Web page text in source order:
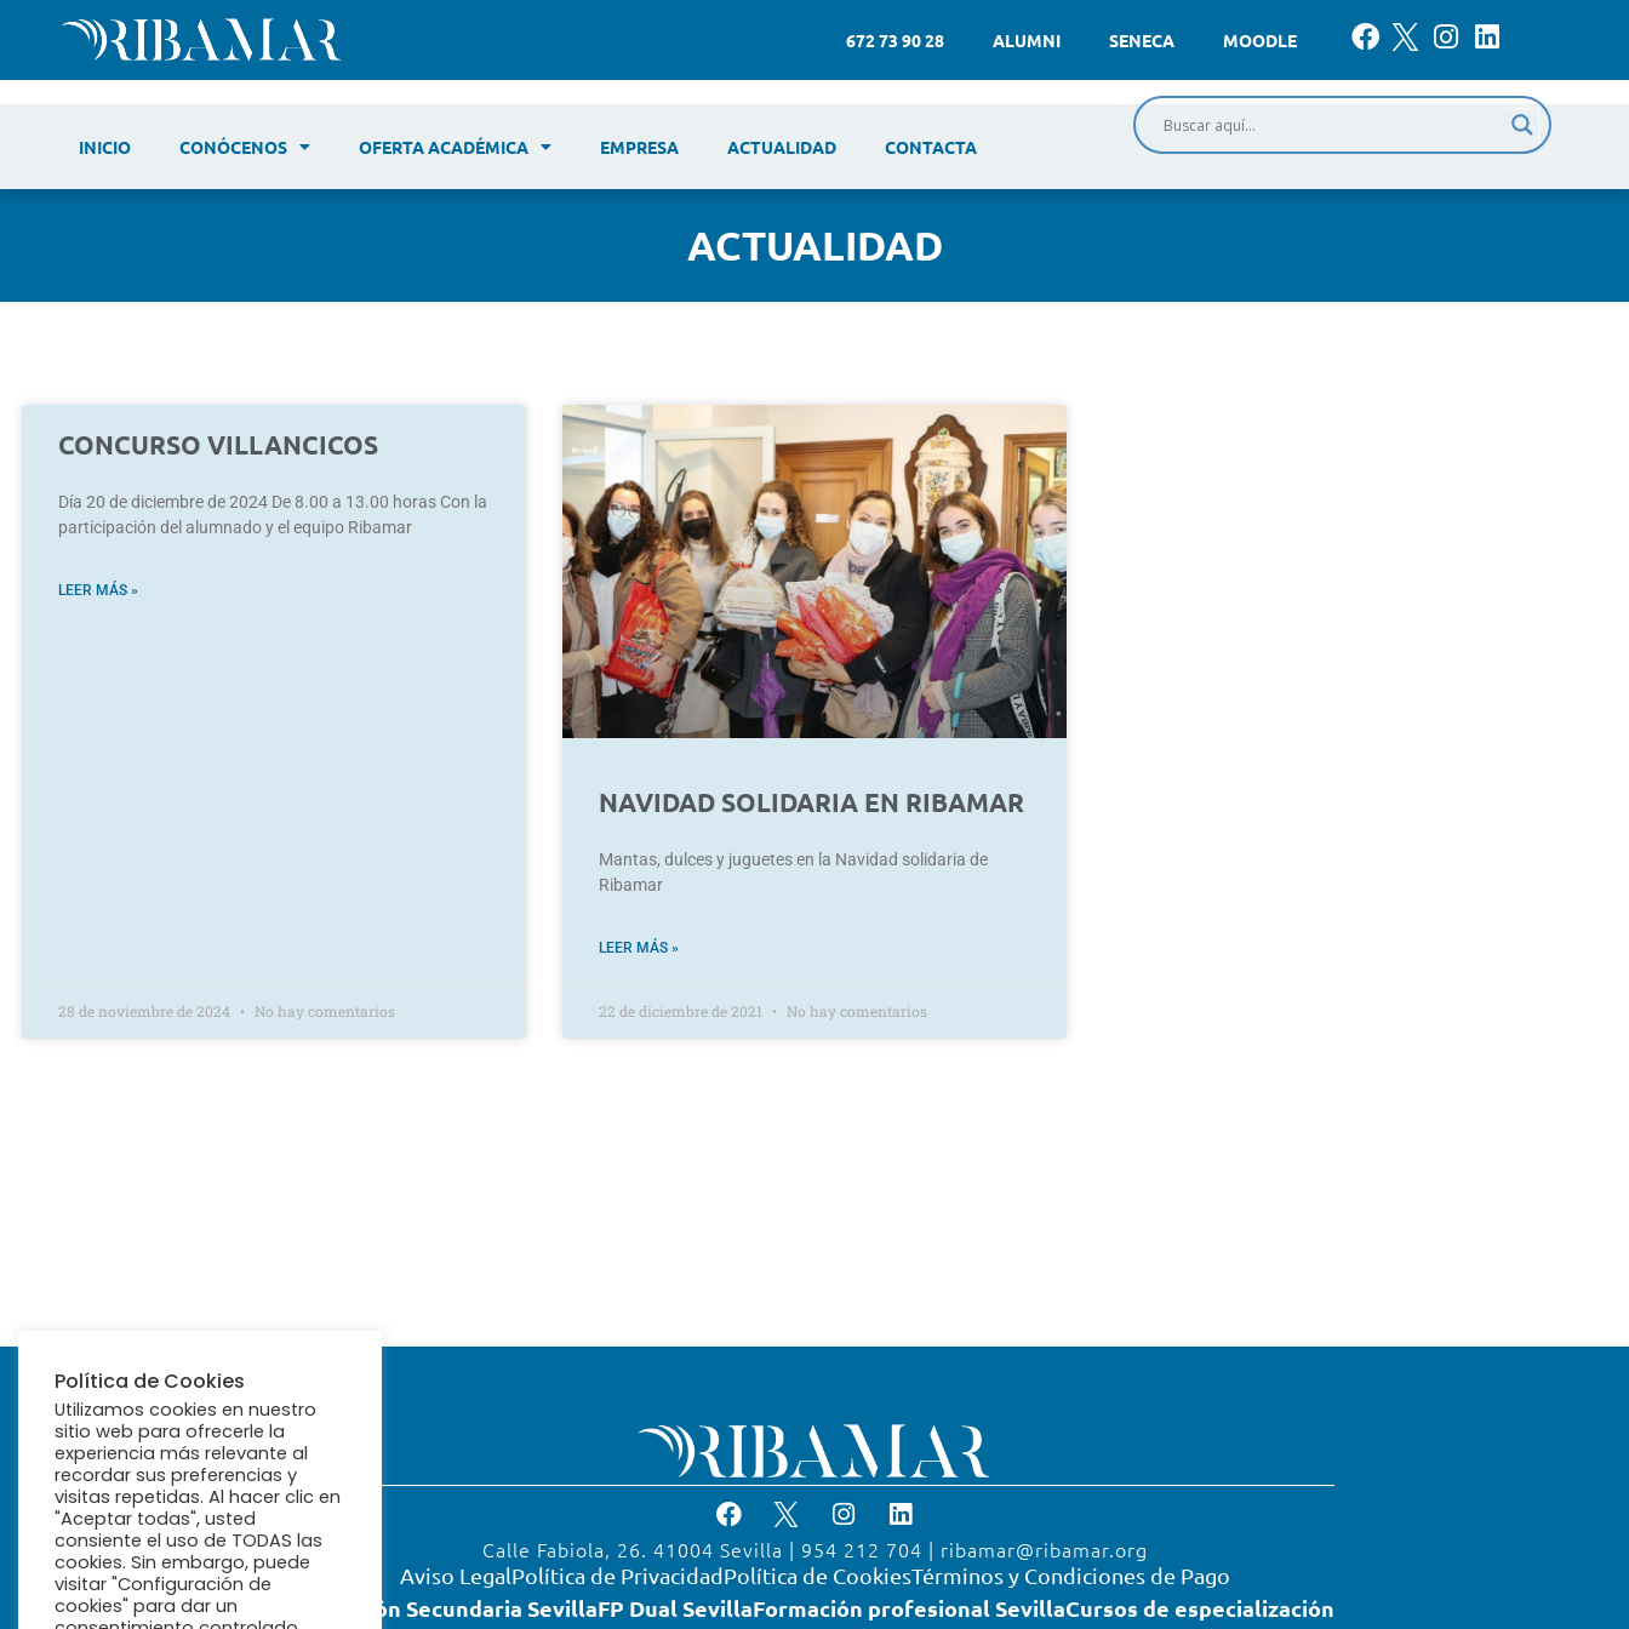
672 73 90 28 ALUMNI SENECA MOODLE
INICIO CONÓCENOS OFERTA ACADÉMICA EMPRESA ACTUALIDAD CONTACTA
ACTUALIDAD
CONCURSO VILLANCICOS
Día 20 de diciembre de 2024 De 8.00 a 13.00 horas Con la
participación del alumnado y el equipo Ribamar
LEER MÁS »
28 de noviembre de 2024 No hay comentarios
NAVIDAD SOLIDARIA EN RIBAMAR
Mantas, dulces y juguetes en la Navidad solidaria de
Ribamar
LEER MÁS »
22 de diciembre de 2021 No hay comentarios
Calle Fabiola, 26. 41004 Sevilla | 954 212 704 | ribamar@ribamar.org
Aviso LegalPolítica de PrivacidadPolítica de CookiesTérminos y Condiciones de Pago
Educación Secundaria SevillaFP Dual SevillaFormación profesional SevillaCursos de especialización
Política de Cookies
Utilizamos cookies en nuestro
sitio web para ofrecerle la
experiencia más relevante al
recordar sus preferencias y
visitas repetidas. Al hacer clic en
"Aceptar todas", usted
consiente el uso de TODAS las
cookies. Sin embargo, puede
visitar "Configuración de
cookies" para dar un